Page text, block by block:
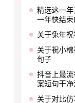
精选这一
一年快结
关于兔年
关于祝小
句子
抖音上最
案短句干
关于对比